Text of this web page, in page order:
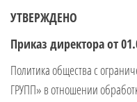
УТВЕРЖДЕНО
Приказ директора от
Политика общества с
ГРУПП» в отношении